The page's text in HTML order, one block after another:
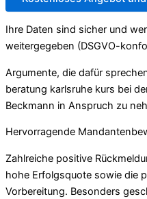
Ihre Daten sind sicher und
weitergegeben (DSGVO-
Argumente, die dafür
beratung karlsruhe kurs bei
Beckmann in Anspruch zu
Hervorragende
Zahlreiche positive
hohe Erfolgsquote sowie die
Vorbereitung. Besonders